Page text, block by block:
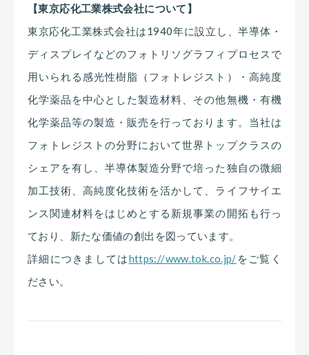
【東京応化工業株式会社について】
東京応化工業株式会社は1940年に設立し、半導体・
ディスプレイなどのフォトリソグラフィプロセスで
用いられる感光性樹脂（フォトレジスト）・高純度
化学薬品を中心とした製造材料、その他無機・有機
化学薬品等の製造・販売を行っております。当社は
フォトレジストの分野において世界トップクラスの
シェアを有し、半導体製造分野で培った独自の微細
加工技術、高純度化技術を活かして、ライフサイエ
ンス関連材料をはじめとする新規事業の開拓も行っ
ており、新たな価値の創出を図っています。
詳細につきましてはhttps://www.tok.co.jp/ をご覧く
ださい。